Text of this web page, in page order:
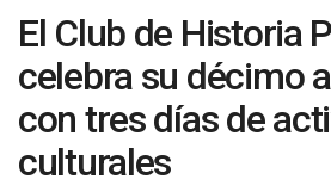
El Club de Historia
celebra su décimo
con tres días de
culturales